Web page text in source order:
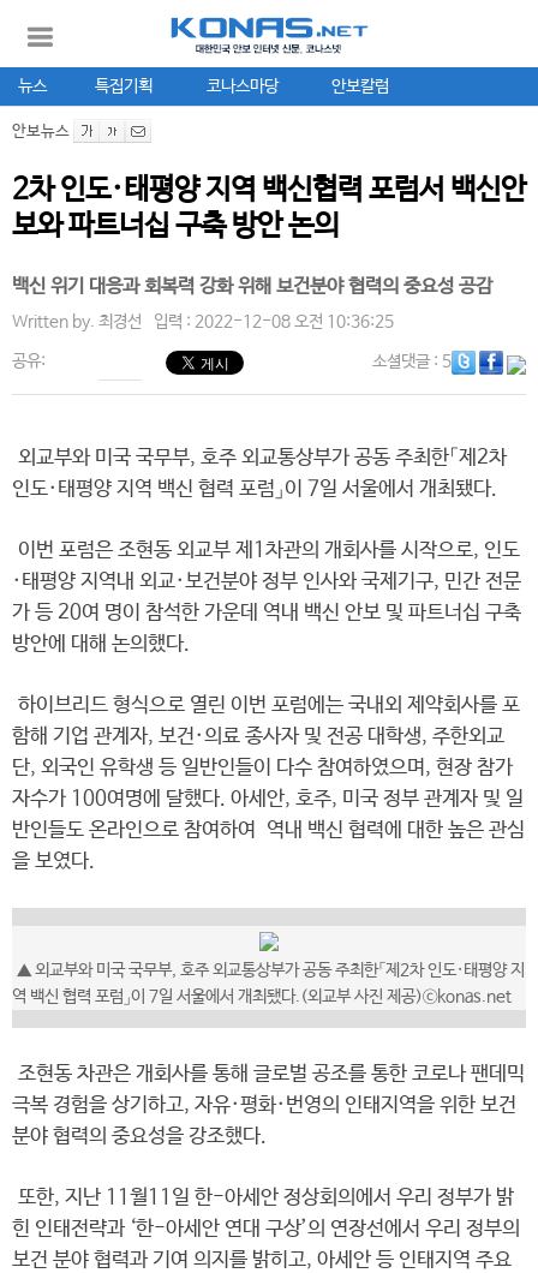
뉴스 특집기획 코나스마당 안보칼럼
안보뉴스
2차 인도·태평양 지역 백신협력 포럼서 백신안
보와 파트너십 구축 방안 논의
백신 위기 대응과 회복력 강화 위해 보건분야 협력의 중요성 공감
Written by. 최경선 입력 : 2022-12-08 오전 10:36:25
공유: 소셜댓글: 5
외교부와 미국 국무부, 호주 외교통상부가 공동 주최한「제2차
인도·태평양 지역 백신 협력 포럼」이 7일 서울에서 개최됐다.
이번 포럼은 조현동 외교부 제1차관의 개회사를 시작으로, 인도
·태평양 지역내 외교·보건분야 정부 인사와 국제기구, 민간 전문
가 등 20여 명이 참석한 가운데 역내 백신 안보 및 파트너십 구축
방안에 대해 논의했다.
하이브리드 형식으로 열린 이번 포럼에는 국내외 제약회사를 포
함해 기업 관계자, 보건·의료 종사자 및 전공 대학생, 주한외교
단, 외국인 유학생 등 일반인들이 다수 참여하였으며, 현장 참가
자수가 100여명에 달했다. 아세안, 호주, 미국 정부 관계자 및 일
반인들도 온라인으로 참여하여 역내 백신 협력에 대한 높은 관심
을 보였다.
▲ 외교부와 미국 국무부, 호주 외교통상부가 공동 주최한「제2차 인도·태평양 지
역 백신 협력 포럼」이 7일 서울에서 개최됐다.(외교부 사진 제공)ⓒkonas.net
조현동 차관은 개회사를 통해 글로벌 공조를 통한 코로나 팬데믹
극복 경험을 상기하고, 자유·평화·번영의 인태지역을 위한 보건
분야 협력의 중요성을 강조했다.
또한, 지난 11월11일 한-아세안 정상회의에서 우리 정부가 밝
힌 인태전략과 ‘한-아세안 연대 구상’의 연장선에서 우리 정부의
보건 분야 협력과 기여 의지를 밝히고, 아세안 등 인태지역 주요